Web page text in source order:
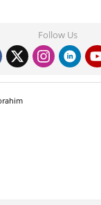
Follow Us